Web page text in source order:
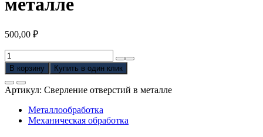
500,00 ₽
Количество
товара
Сверление
отверстий
в
металле
В корзину Купить в один клик
Артикул: Сверление отверстий в металле
Металлообработка
Механическая обработка